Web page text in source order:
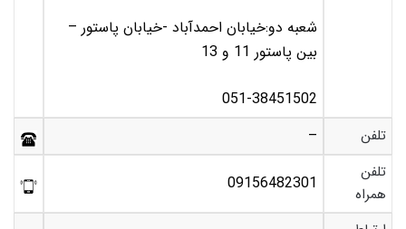
شعبه دو:خیابان احمدآباد -خیابان پاستور –
بین پاستور 11 و 13
051-38451502
تلفن –
تلفن
همراه
09156482301